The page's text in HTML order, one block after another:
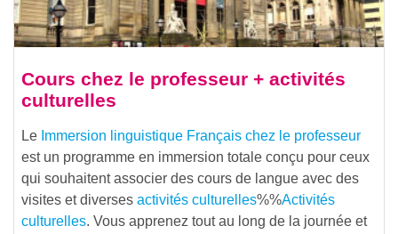
Cours chez le professeur + activités
culturelles
Le Immersion linguistique Français chez le professeur
est un programme en immersion totale conçu pour ceux
qui souhaitent associer des cours de langue avec des
visites et diverses activités culturelles%%Activités
culturelles. Vous apprenez tout au long de la journée et